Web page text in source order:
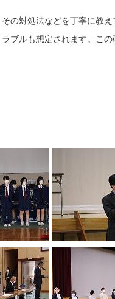
の対処法などを丁寧に教
ブルも想定されます。こ